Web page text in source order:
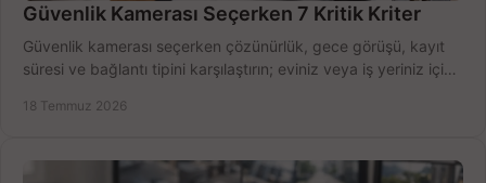
Güvenlik Kamerası Seçerken 7 Kritik Kriter
Güvenlik kamerası seçerken çözünürlük, gece görüşü, kayıt
süresi ve bağlantı tipini karşılaştırın; eviniz veya iş yeriniz için
18 Temmuz 2026